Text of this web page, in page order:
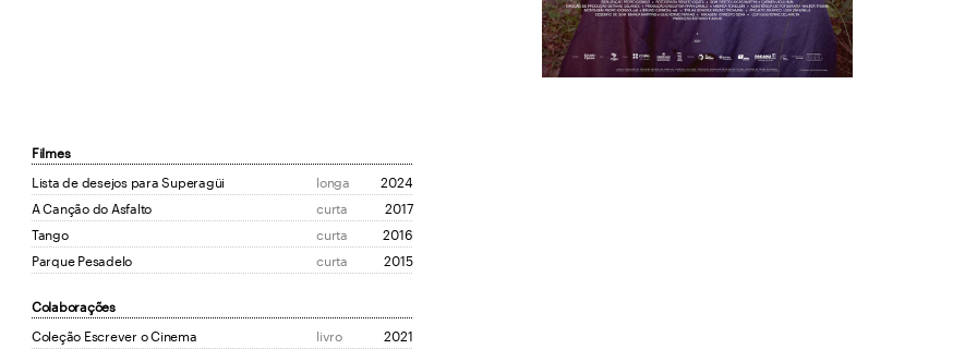
Filmes
Lista de desejos para Superagüi
longa
2024
A Canção do Asfalto
curta
2017
Tango
curta
2016
Parque Pesadelo
curta 2015
Colaborações
Coleção Escrever o Cinema
livro 2021